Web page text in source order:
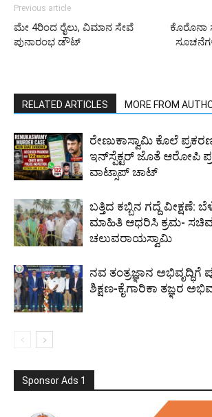
Previous article
ಮೇ 4ರಿಂದ ರೈಲು, ವಿಮಾನ ಸೇವೆ
ಪುನಾರಂಭ ಡೌಟ್
ಕೊರೊನಾ
RELATED ARTICLES MORE FROM
ರೇಣುಕಾಸ್ವಾಮಿ ಕೊಲೆ
ಇನ್‌ಸ್ಪೆಕ್ಟರ್‌ ಜೊತೆ ಆರೋಪಿ
ವಾಟ್ಸಾಪ್ ಚಾಟ್
ಬತ್ತಿದ ಕಬ್ಬಿನ ಗದ್ದೆ ವೀಕ್ಷಣೆ:
ಮಾಹಿತಿ ಆಧರಿಸಿ ಕ್ರಮ-
ಚಲುವರಾಯಸ್ವಾಮಿ
ನವ ತಂತ್ರಜ್ಞಾನ ಅಭಿವೃದ್ಧಿಗೆ
ಶಿಕ್ಷಣ-ಕೈಗಾರಿಕಾ ತಜ್ಞರ
Sponsor Ads 1